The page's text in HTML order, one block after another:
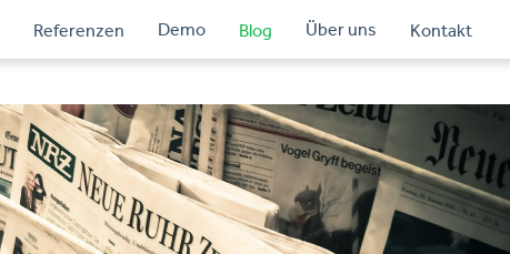
Referenzen Demo Blog Über uns Kontakt